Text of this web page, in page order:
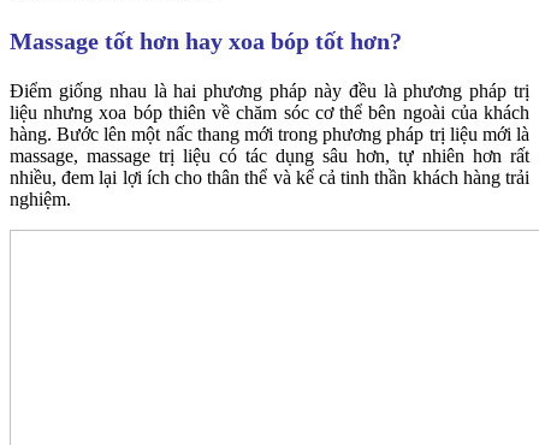
Massage tốt hơn hay xoa bóp tốt hơn?
Điểm giống nhau là hai phương pháp này đều là phương pháp trị
liệu nhưng xoa bóp thiên về chăm sóc cơ thể bên ngoài của khách
hàng. Bước lên một nấc thang mới trong phương pháp trị liệu mới là
massage, massage trị liệu có tác dụng sâu hơn, tự nhiên hơn rất
nhiều, đem lại lợi ích cho thân thể và kể cả tinh thần khách hàng trải
nghiệm.